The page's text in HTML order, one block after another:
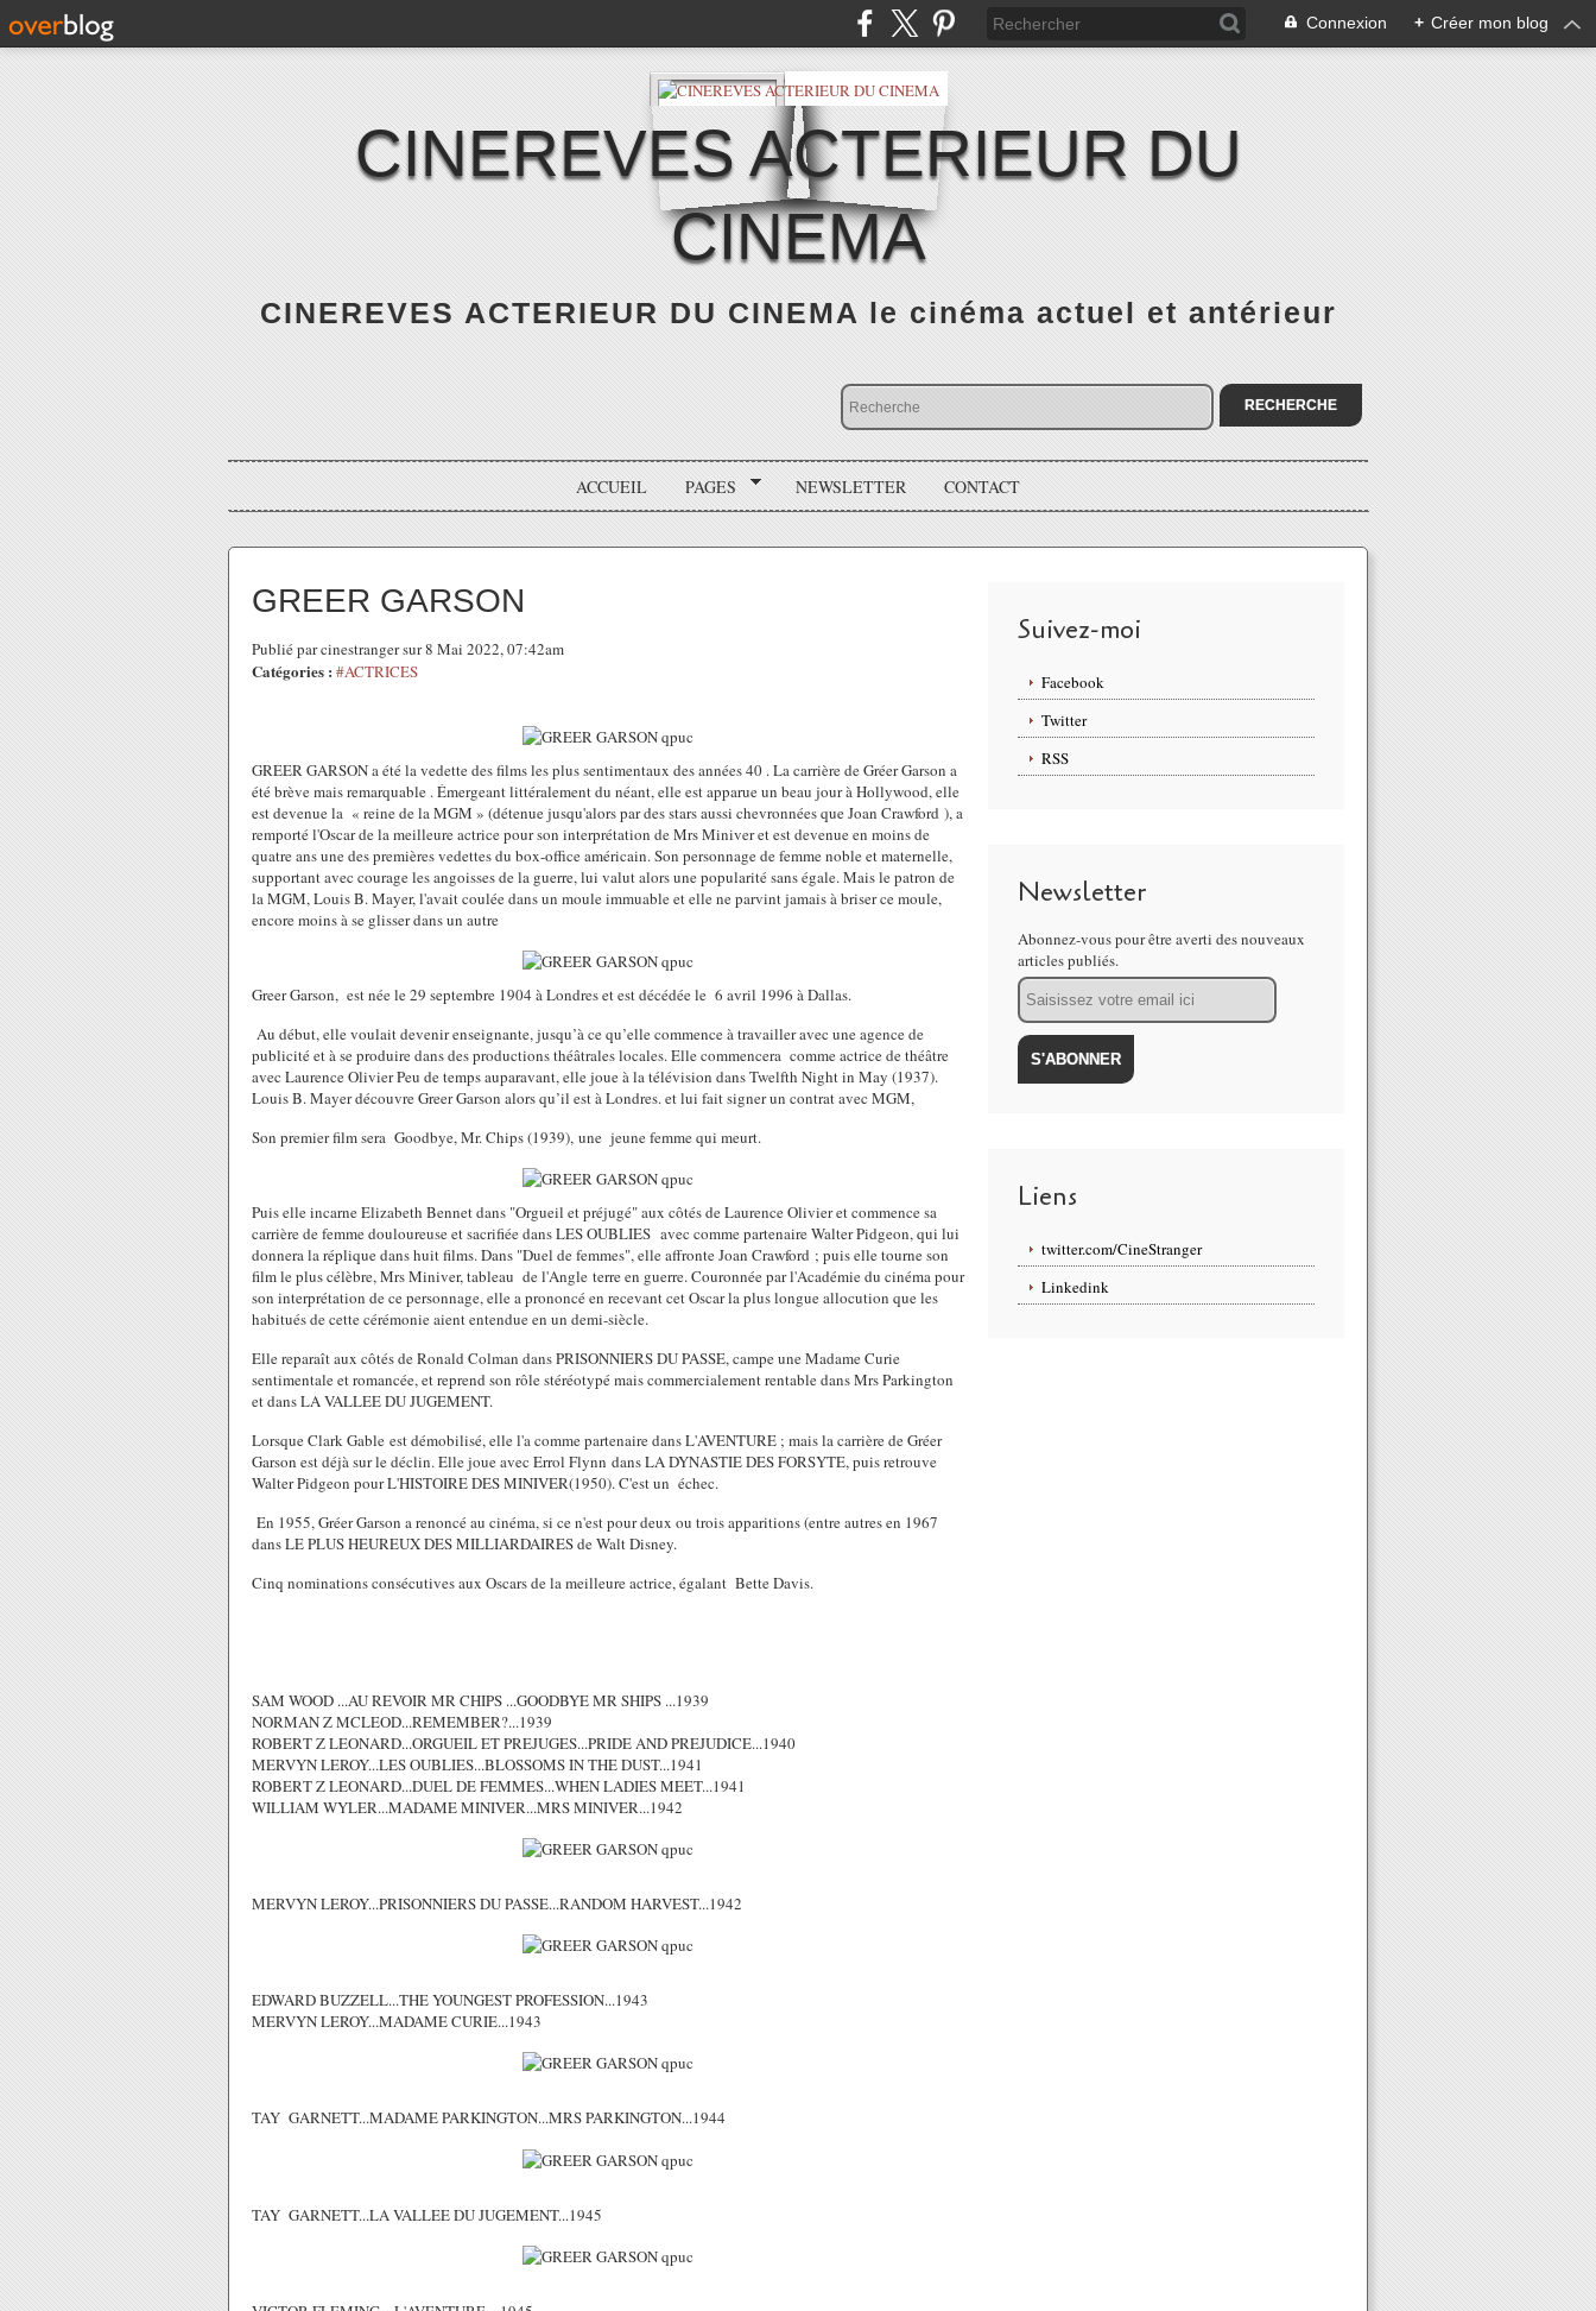
Connexion + Créer mon blog
CINEREVES ACTERIEUR DU
CINEMA
CINEREVES ACTERIEUR DU CINEMA le cinéma actuel et antérieur
ACCUEIL PAGES NEWSLETTER CONTACT
GREER GARSON
Publié par cinestranger sur 8 Mai 2022, 07:42am
Catégories : #ACTRICES
GREER GARSON a été la vedette des films les plus sentimentaux des années 40 . La carrière de Gréer Garson a
été brève mais remarquable . Émergeant littéralement du néant, elle est apparue un beau jour à Hollywood, elle
est devenue la « reine de la MGM » (détenue jusqu'alors par des stars aussi chevronnées que Joan Crawford ), a
remporté l'Oscar de la meilleure actrice pour son interprétation de Mrs Miniver et est devenue en moins de
quatre ans une des premières vedettes du box-office américain. Son personnage de femme noble et maternelle,
supportant avec courage les angoisses de la guerre, lui valut alors une popularité sans égale. Mais le patron de
la MGM, Louis B. Mayer, l'avait coulée dans un moule immuable et elle ne parvint jamais à briser ce moule,
encore moins à se glisser dans un autre
Greer Garson, est née le 29 septembre 1904 à Londres et est décédée le 6 avril 1996 à Dallas.
Au début, elle voulait devenir enseignante, jusqu’à ce qu’elle commence à travailler avec une agence de
publicité et à se produire dans des productions théâtrales locales. Elle commencera comme actrice de théâtre
avec Laurence Olivier Peu de temps auparavant, elle joue à la télévision dans Twelfth Night in May (1937).
Louis B. Mayer découvre Greer Garson alors qu’il est à Londres. et lui fait signer un contrat avec MGM,
Son premier film sera Goodbye, Mr. Chips (1939), une jeune femme qui meurt.
Puis elle incarne Elizabeth Bennet dans "Orgueil et préjugé" aux côtés de Laurence Olivier et commence sa
carrière de femme douloureuse et sacrifiée dans LES OUBLIES avec comme partenaire Walter Pidgeon, qui lui
donnera la réplique dans huit films. Dans "Duel de femmes", elle affronte Joan Crawford ; puis elle tourne son
film le plus célèbre, Mrs Miniver, tableau de l'Angle terre en guerre. Couronnée par l'Académie du cinéma pour
son interprétation de ce personnage, elle a prononcé en recevant cet Oscar la plus longue allocution que les
habitués de cette cérémonie aient entendue en un demi-siècle.
Elle reparaît aux côtés de Ronald Colman dans PRISONNIERS DU PASSE, campe une Madame Curie
sentimentale et romancée, et reprend son rôle stéréotypé mais commercialement rentable dans Mrs Parkington
et dans LA VALLEE DU JUGEMENT.
Lorsque Clark Gable est démobilisé, elle l'a comme partenaire dans L'AVENTURE ; mais la carrière de Gréer
Garson est déjà sur le déclin. Elle joue avec Errol Flynn dans LA DYNASTIE DES FORSYTE, puis retrouve
Walter Pidgeon pour L'HISTOIRE DES MINIVER(1950). C'est un échec.
En 1955, Gréer Garson a renoncé au cinéma, si ce n'est pour deux ou trois apparitions (entre autres en 1967
dans LE PLUS HEUREUX DES MILLIARDAIRES de Walt Disney.
Cinq nominations consécutives aux Oscars de la meilleure actrice, égalant Bette Davis.
SAM WOOD ...AU REVOIR MR CHIPS ...GOODBYE MR SHIPS ...1939
NORMAN Z MCLEOD...REMEMBER?...1939
ROBERT Z LEONARD...ORGUEIL ET PREJUGES...PRIDE AND PREJUDICE...1940
MERVYN LEROY...LES OUBLIES...BLOSSOMS IN THE DUST...1941
ROBERT Z LEONARD...DUEL DE FEMMES...WHEN LADIES MEET...1941
WILLIAM WYLER...MADAME MINIVER...MRS MINIVER...1942
MERVYN LEROY...PRISONNIERS DU PASSE...RANDOM HARVEST...1942
EDWARD BUZZELL...THE YOUNGEST PROFESSION...1943
MERVYN LEROY...MADAME CURIE...1943
TAY GARNETT...MADAME PARKINGTON...MRS PARKINGTON...1944
TAY GARNETT...LA VALLEE DU JUGEMENT...1945
Suivez-moi
Facebook
Twitter
RSS
Newsletter
Abonnez-vous pour être averti des nouveaux
articles publiés.
Email
Liens
twitter.com/CineStranger
Linkedink